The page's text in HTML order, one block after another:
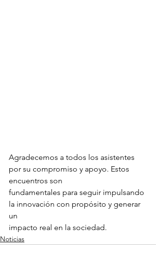
Agradecemos a todos los asistentes
por su compromiso y apoyo. Estos
encuentros son
fundamentales para seguir impulsando
la innovación con propósito y generar
un
impacto real en la sociedad.
Noticias